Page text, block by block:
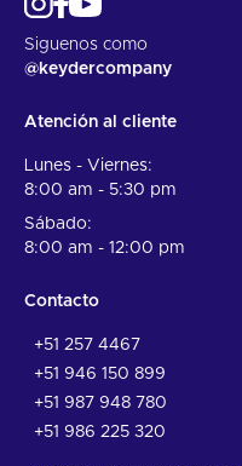
Siguenos como
@keydercompany
Atención al cliente
Lunes - Viernes:
8:00 am - 5:30 pm
Sábado:
8:00 am - 12:00 pm
Contacto
+51 257 4467
+51 946 150 899
+51 987 948 780
+51 986 225 320